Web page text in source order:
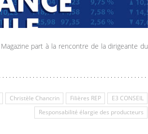
part à la rencontre de la dirigeante du
Christèle Chancrin Filières REP
E3 CONSEIL
Responsabilité élargie des producteurs